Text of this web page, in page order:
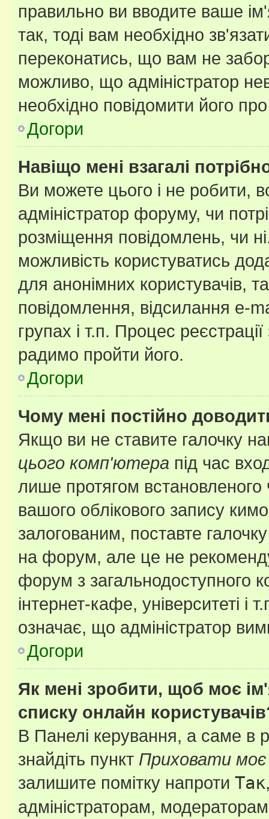
правильно ви вводите ваше
так, тоді вам необхідно
переконатись, що вам не
можливо, що адміністратор
необхідно повідомити його
Догори
Навіщо мені взагалі
Ви можете цього і не робити,
адміністратор форуму, чи
розміщення повідомлень, чи
можливість користуватись
для анонімних користувачів,
повідомлення, відсилання e-
групах і т.п. Процес
радимо пройти його.
Догори
Чому мені постійно
Якщо ви не ставите галочку
цього комп'ютера під час
лише протягом встановленого
вашого облікового запису
залогованим, поставте
на форум, але це не
форум з загальнодоступного
інтернет-кафе, університеті і
означає, що адміністратор
Догори
Як мені зробити, щоб моє
списку онлайн
В Панелі керування, а саме в
знайдіть пункт Приховати моє
залишите помітку напроти Так
адміністраторам,